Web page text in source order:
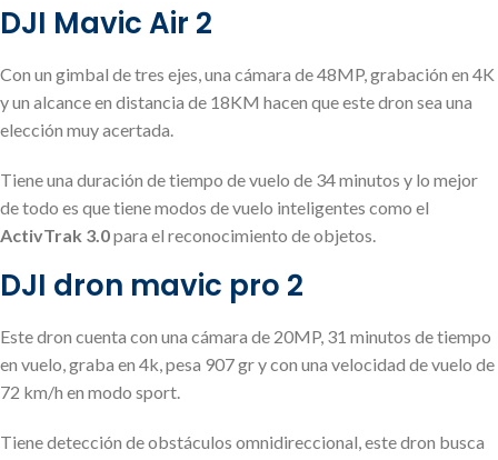
DJI Mavic Air 2
Con un gimbal de tres ejes, una cámara de 48MP, grabación en 4K
y un alcance en distancia de 18KM hacen que este dron sea una
elección muy acertada.
Tiene una duración de tiempo de vuelo de 34 minutos y lo mejor
de todo es que tiene modos de vuelo inteligentes como el
ActivTrak 3.0para el reconocimiento de objetos.
DJI dron mavic pro 2
Este dron cuenta con una cámara de 20MP, 31 minutos de tiempo
en vuelo, graba en 4k, pesa 907 gr y con una velocidad de vuelo de
72 km/h en modo sport.
Tiene detección de obstáculos omnidireccional, este dron busca